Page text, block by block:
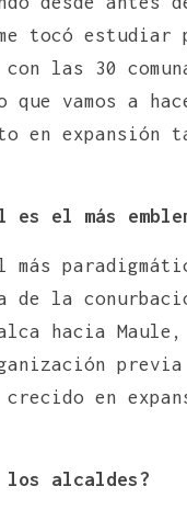
tocó estudiar
las 30
que vamos a
en expansión
el más
más
de la
hacia Maule,
previa
crecido en
los alcaldes?